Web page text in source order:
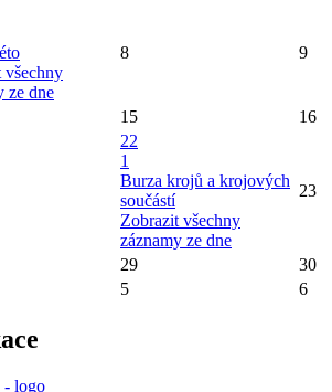
všechny
ze dne
8 9
15 16
22
1
Burza krojů a krojových
součástí
Zobrazit všechny
záznamy ze dne
23
29
30
5 6